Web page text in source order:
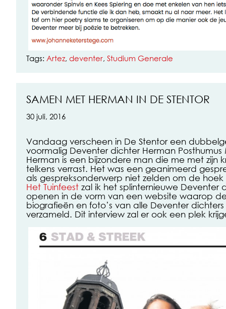
Tags: Artez, deventer, Studium Generale
SAMEN MET HERMAN IN DE STENTOR
30 juli, 2016
Vandaag verscheen in De Stentor een
voormalig Deventer dichter Herman Posthumus
Herman is een bijzondere man die me met zijn
telkens verrast. Het was een geanimeerd
als gespreksonderwerp niet zelden om de hoek
Het Tuinfeest zal ik het splinternieuwe Deventer
openen in de vorm van een website waarop
biografieën en foto’s van alle Deventer
verzameld. Dit interview zal er ook een plek